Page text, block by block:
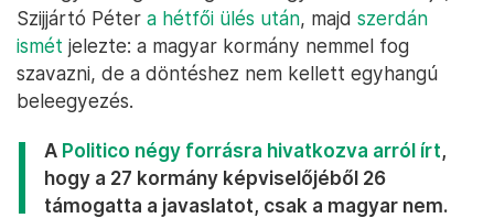
Szijjártó Péter a hétfői ülés után, majd szerdán
ismét jelezte: a magyar kormány nemmel fog
szavazni, de a döntéshez nem kellett egyhangú
beleegyezés.
A Politico négy forrásra hivatkozva arról írt,
hogy a 27 kormány képviselőjéből 26
támogatta a javaslatot, csak a magyar nem.